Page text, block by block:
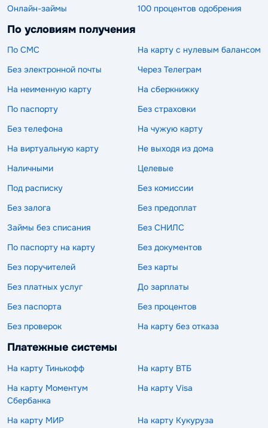
Онлайн-займы
100 процентов одобрения
По условиям получения
По СМС
На карту с нулевым балансом
Без электронной почты
Через Телеграм
На неименную карту
На сберкнижку
По паспорту
Без страховки
Без телефона
На чужую карту
На виртуальную карту
Не выходя из дома
Наличными
Целевые
Под расписку
Без комиссии
Без залога
Без предоплат
Займы без списания
Без СНИЛС
По паспорту на карту
Без документов
Без поручителей
Без карты
Без платных услуг
До зарплаты
Без паспорта
Без процентов
Без проверок
На карту без отказа
Платежные системы
На карту Тинькофф
На карту ВТБ
На карту Моментум
Сбербанка
На карту Visa
На карту МИР
На карту Кукуруза